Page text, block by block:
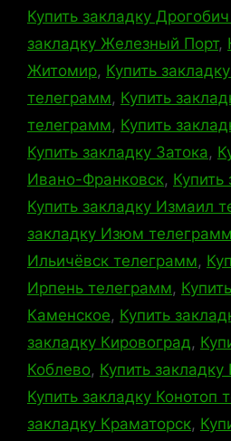
Купить закладку
закладку Железный Порт,
Житомир, Купить
телеграмм, Купить
телеграмм, Купить
Купить закладку Затока,
Ивано-Франковск, Купить
Купить закладку Измаил
закладку Изюм телеграмм
Ильичёвск телеграмм,
Ирпень телеграмм,
Каменское, Купить
закладку Кировоград,
Коблево, Купить
Купить закладку Конотоп
закладку Краматорск,